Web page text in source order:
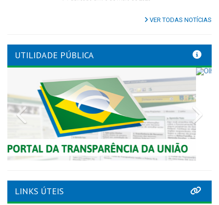
VER TODAS NOTÍCIAS
UTILIDADE PÚBLICA
LINKS ÚTEIS
Tribunal de Contas de Pernambuco
Tome Conta
Governo de Pernambuco